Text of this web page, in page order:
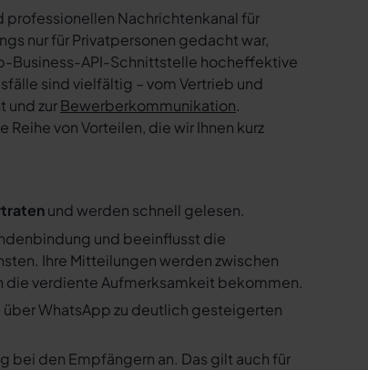
professionellen Nachrichtenkanal für
nur für Privatpersonen gedacht war,
Business-API-Schnittstelle hocheffektive
sind vielfältig – vom Vertrieb und
und zurBewerberkommunikation.
von Vorteilen, die wir Ihnen kurz
und werden schnell gelesen.
und beeinflusst die
Ihre Mitteilungen werden zwischen
die verdiente Aufmerksamkeit bekommen.
WhatsApp zu deutlich gesteigerten
bei den Empfängern an. Das gilt auch für